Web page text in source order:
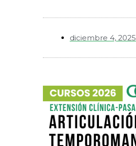
diciembre 4, 2025